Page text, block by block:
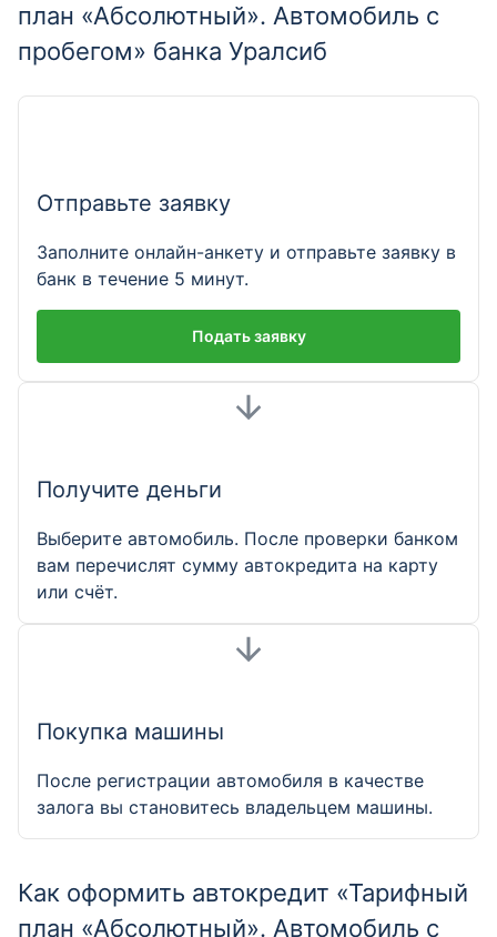
план «Абсолютный». Автомобиль с
пробегом» банка Уралсиб
Отправьте заявку
Заполните онлайн-анкету и отправьте заявку в
банк в течение 5 минут.
Подать заявку
Получите деньги
Выберите автомобиль. После проверки банком
вам перечислят сумму автокредита на карту
или счёт.
Покупка машины
После регистрации автомобиля в качестве
залога вы становитесь владельцем машины.
Как оформить автокредит «Тарифный
план «Абсолютный». Автомобиль с